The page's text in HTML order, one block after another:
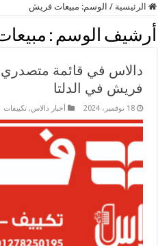
الرئيسية / الوسم: مبيعات فريش
أرشيف الوسم :
دالاس في قائمة
فريش في الدلتا
18 نوفمبر، 2024 أخبار دالاس, تكييفات